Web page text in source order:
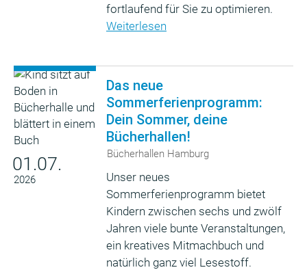
fortlaufend für Sie zu optimieren.
Weiterlesen
01.07.
2026
Das neue
Sommerferienprogramm:
Dein Sommer, deine
Bücherhallen!
Bücherhallen Hamburg
Unser neues
Sommerferienprogramm bietet
Kindern zwischen sechs und zwölf
Jahren viele bunte Veranstaltungen,
ein kreatives Mitmachbuch und
natürlich ganz viel Lesestoff.